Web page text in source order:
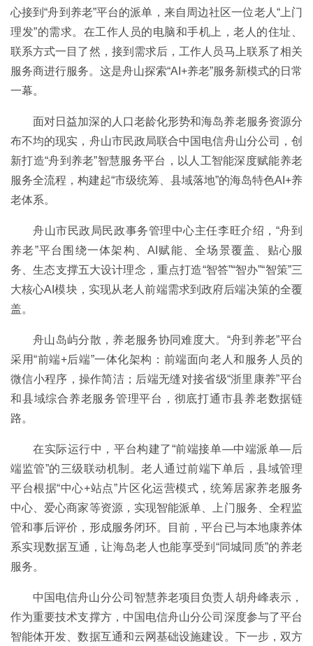
心接到“舟到养老”平台的派单，来自周边社区一位老人“上门
理发”的需求。在工作人员的电脑和手机上，老人的住址、
联系方式一目了然，接到需求后，工作人员马上联系了相关
服务商进行服务。这是舟山探索“AI+养老”服务新模式的日常
一幕。
面对日益加深的人口老龄化形势和海岛养老服务资源分
布不均的现实，舟山市民政局联合中国电信舟山分公司，创
新打造“舟到养老”智慧服务平台，以人工智能深度赋能养老
服务全流程，构建起“市级统筹、县域落地”的海岛特色AI+养
老体系。
舟山市民政局民政事务管理中心主任李旺介绍，“舟到
养老”平台围绕一体架构、AI赋能、全场景覆盖、贴心服
务、生态支撑五大设计理念，重点打造“智答”“智办”“智策”三
大核心AI模块，实现从老人前端需求到政府后端决策的全覆
盖。
舟山岛屿分散，养老服务协同难度大。“舟到养老”平台
采用“前端+后端”一体化架构：前端面向老人和服务人员的
微信小程序，操作简洁；后端无缝对接省级“浙里康养”平台
和县域综合养老服务管理平台，彻底打通市县养老数据链
路。
在实际运行中，平台构建了“前端接单—中端派单—后
端监管”的三级联动机制。老人通过前端下单后，县域管理
平台根据“中心+站点”片区化运营模式，统筹居家养老服务
中心、爱心商家等资源，实现智能派单、上门服务、全程监
管和事后评价，形成服务闭环。目前，平台已与本地康养体
系实现数据互通，让海岛老人也能享受到“同城同质”的养老
服务。
中国电信舟山分公司智慧养老项目负责人胡舟峰表示，
作为重要技术支撑方，中国电信舟山分公司深度参与了平台
智能体开发、数据互通和云网基础设施建设。下一步，双方